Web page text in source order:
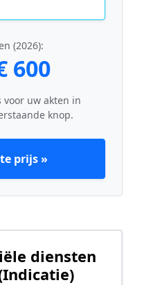
(2026):
600
voor uw akten in
knop.
prijs »
diensten